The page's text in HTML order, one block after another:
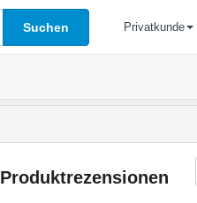
Suchen Privatkunde
Produktrezensionen